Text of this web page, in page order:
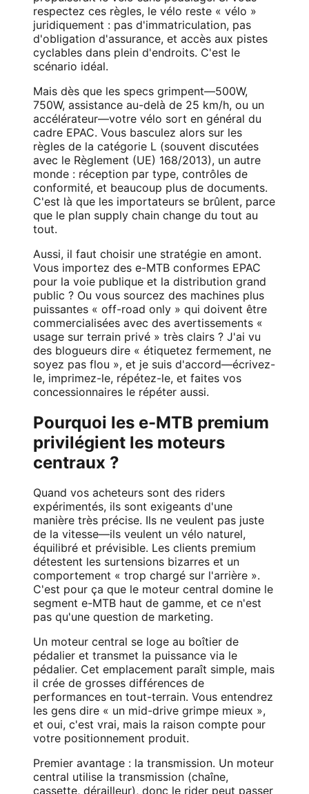
respectez ces règles, le vélo reste « vélo »
juridiquement : pas d'immatriculation, pas
d'obligation d'assurance, et accès aux pistes
cyclables dans plein d'endroits. C'est le
scénario idéal.
Mais dès que les specs grimpent—500W,
750W, assistance au-delà de 25 km/h, ou un
accélérateur—votre vélo sort en général du
cadre EPAC. Vous basculez alors sur les
règles de la catégorie L (souvent discutées
avec le Règlement (UE) 168/2013), un autre
monde : réception par type, contrôles de
conformité, et beaucoup plus de documents.
C'est là que les importateurs se brûlent, parce
que le plan supply chain change du tout au
tout.
Aussi, il faut choisir une stratégie en amont.
Vous importez des e-MTB conformes EPAC
pour la voie publique et la distribution grand
public ? Ou vous sourcez des machines plus
puissantes « off-road only » qui doivent être
commercialisées avec des avertissements «
usage sur terrain privé » très clairs ? J'ai vu
des blogueurs dire « étiquetez fermement, ne
soyez pas flou », et je suis d'accord—écrivez-
le, imprimez-le, répétez-le, et faites vos
concessionnaires le répéter aussi.
Pourquoi les e-MTB premium
privilégient les moteurs
centraux ?
Quand vos acheteurs sont des riders
expérimentés, ils sont exigeants d'une
manière très précise. Ils ne veulent pas juste
de la vitesse—ils veulent un vélo naturel,
équilibré et prévisible. Les clients premium
détestent les surtensions bizarres et un
comportement « trop chargé sur l'arrière ».
C'est pour ça que le moteur central domine le
segment e-MTB haut de gamme, et ce n'est
pas qu'une question de marketing.
Un moteur central se loge au boîtier de
pédalier et transmet la puissance via le
pédalier. Cet emplacement paraît simple, mais
il crée de grosses différences de
performances en tout-terrain. Vous entendrez
les gens dire « un mid-drive grimpe mieux »,
et oui, c'est vrai, mais la raison compte pour
votre positionnement produit.
Premier avantage : la transmission. Un moteur
central utilise la transmission (chaîne,
cassette, dérailleur), donc le rider peut passer